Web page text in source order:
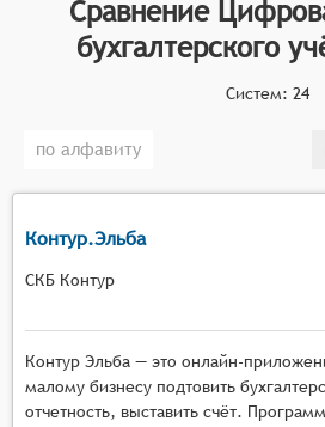
подготовки и отправки
документации контрагентам до
Классификатор программных
категории цифровых систем
следующими
Система должна
отдельным балансовым
Сравнение
бухгалтерского
Систем: 24
по алфавиту
Контур.Эльба
СКБ Контур
Контур Эльба — это онлайн-
малому бизнесу подтовить
отчетность, выставить счёт.